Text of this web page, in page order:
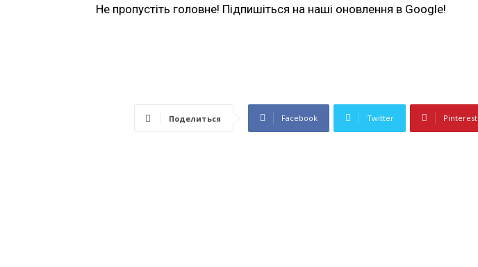
Не пропустіть головне! Підпишіться на наші оновлення в Google!
Поделиться Facebook Twitter Pinterest